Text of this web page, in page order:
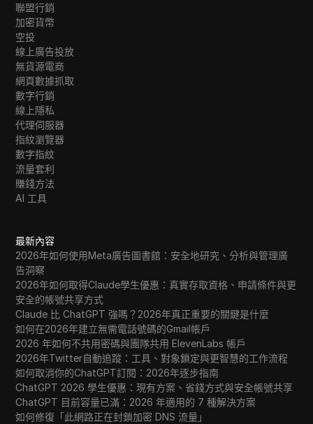
聯盟行銷
加密貨幣
空投
線上廣告投放
無貨源電商
網頁數據抓取
數字行銷
線上隱私
代理伺服器
指紋瀏覽器
數字指紋
流量套利
賺錢方法
AI 工具
最新內容
2026年如何使用Meta廣告圖書館：安全地研究、分析與管理廣
告洞察
2026年如何取得Claude學生優惠：真實存取資格、申請條件與更
安全的帳號共享方式
Claude 比 ChatGPT 強嗎？2026年真正重要的關鍵是什麼
如何在2026年建立無需電話號碼的Gmail帳戶
2026 年如何不共用密碼與團隊共用 ElevenLabs 帳戶
2026年Twitter自動追蹤：工具、對象鎖定與更智慧的工作流程
如何取消你的ChatGPT訂閱：2026年逐步指南
ChatGPT 2026 學生優惠：現有方案、省錢方式與安全帳號共享
ChatGPT 目前容量已滿：2026 年適用的 7 種解決方案
如何修復「此網路正在封鎖加密 DNS 流量」